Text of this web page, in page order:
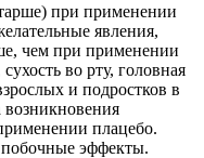
при применении
явления,
чем при применении
во рту, головная
и подростков в
возникновения
плацебо.
эффекты.